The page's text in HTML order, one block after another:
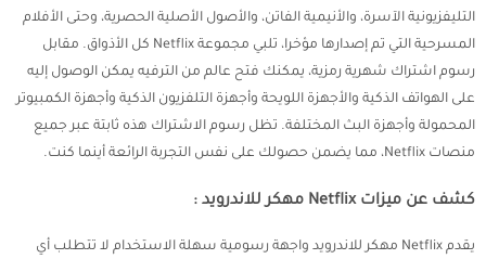
التليفزيونية الآسرة، والأنيمية الفاتن، والأصول الأصلية الحصرية، وحتى الأفلام
المسرحية التي تم إصدارها مؤخرا، تلبي مجموعة Netflix كل الأذواق. مقابل
رسوم اشتراك شهرية رمزية، يمكنك فتح عالم من الترفيه يمكن الوصول إليه
على الهواتف الذكية والأجهزة اللويحة وأجهزة التلفزيون الذكية وأجهزة الكمبيوتر
المحمولة وأجهزة البث المختلفة. تظل رسوم الاشتراك هذه ثابتة عبر جميع
منصات Netflix، مما يضمن حصولك على نفس التجربة الرائعة أينما كنت.
كشف عن ميزات Netflix مهكر للاندرويد :
يقدم Netflix مهكر للاندرويد واجهة رسومية سهلة الاستخدام لا تتطلب أي